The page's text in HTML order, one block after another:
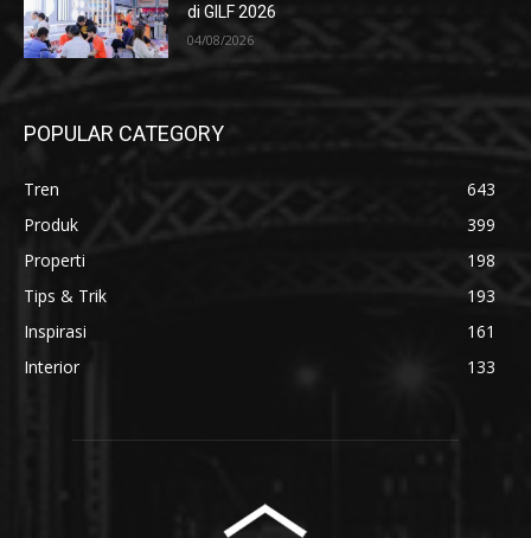
di GILF 2026
04/08/2026
POPULAR CATEGORY
Tren
643
Produk
399
Properti
198
Tips & Trik
193
Inspirasi
161
Interior
133